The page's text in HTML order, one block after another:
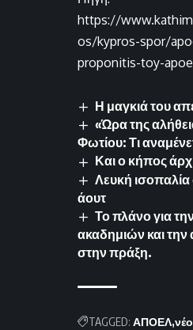
https://
os/kypros-spor/
proponitis-toy-
Η μαγκιά του
«Ώρα της
Φωτίου: Τι
Και ο κήπος
Λευκή ισοπαλία
άουτ
Το πλάνο για
ακαδημιών και
στην πράξη.
TAGGED: ΑΠΟΕΛ